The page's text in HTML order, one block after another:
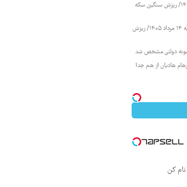
قیمت طلا و سکه یکشنبه ۱۱ مرداد ۱۴۰۵/ ریزش سنگین سکه
قیمت محصولات ایران خودرو چهارشنبه ۱۴ مرداد ۱۴۰۵/ ریزش
دولتی مشخص شد
هادیان از هم جدا